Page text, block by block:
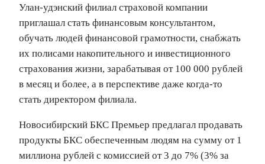
Улан-удэнский филиал страховой компании
приглашал стать финансовым консультантом,
обучать людей финансовой грамотности, снабжать
их полисами накопительного и инвестиционного
страхования жизни, зарабатывая от 100 000 рублей
в месяц и более, а в перспективе даже когда-то
стать директором филиала.
Новосибирский БКС Премьер предлагал продавать
продукты БКС обеспеченным людям на сумму от 1
миллиона рублей с комиссией от 3 до 7% (3% за